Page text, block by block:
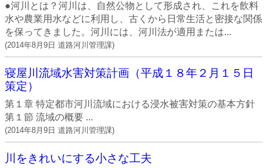
●河川とは？河川は、自然公物として形成され、これを飲料
水や農業用水などに利用し、古くから日常生活と密接な関係
を保ってきました。河川には、河川法が適用または...
(2014年8月9日 道路河川管理課)
寝屋川流域水害対策計画（平成１８年２月１５日
策定）
第１章 特定都市河川流域における浸水被害対策の基本方針
第１節 流域の概要 ...
(2014年8月9日 道路河川管理課)
川をきれいにする小さな工夫